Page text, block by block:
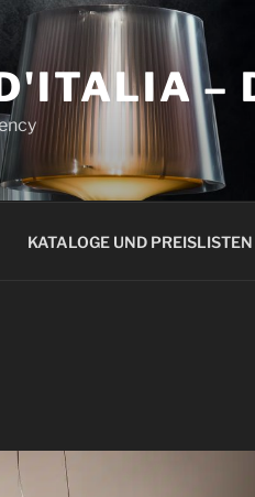
–
KATALOGE UND PREISLISTEN